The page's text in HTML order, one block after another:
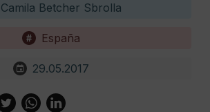
Camila Betcher Sbrolla
España
29.05.2017